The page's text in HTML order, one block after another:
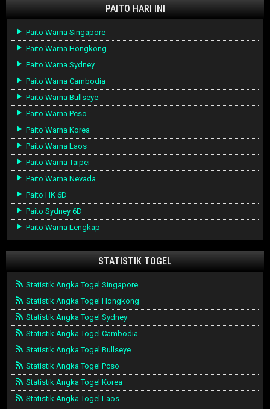
PAITO HARI INI
Paito Warna Singapore
Paito Warna Hongkong
Paito Warna Sydney
Paito Warna Cambodia
Paito Warna Bullseye
Paito Warna Pcso
Paito Warna Korea
Paito Warna Laos
Paito Warna Taipei
Paito Warna Nevada
Paito HK 6D
Paito Sydney 6D
Paito Warna Lengkap
STATISTIK TOGEL
Statistik Angka Togel Singapore
Statistik Angka Togel Hongkong
Statistik Angka Togel Sydney
Statistik Angka Togel Cambodia
Statistik Angka Togel Bullseye
Statistik Angka Togel Pcso
Statistik Angka Togel Korea
Statistik Angka Togel Laos